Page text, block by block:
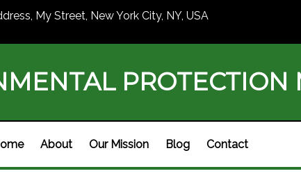
My Street, New York City, NY, USA
About Our Mission Blog Contact